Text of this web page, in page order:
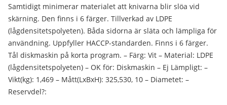
Samtidigt minimerar materialet att knivarna blir slöa vid
skärning. Den finns i 6 färger. Tillverkad av LDPE
(lågdensitetspolyeten). Båda sidorna är släta och lämpliga för
användning. Uppfyller HACCP-standarden. Finns i 6 färger.
Tål diskmaskin på korta program. – Färg: Vit – Material: LDPE
(lågdensitetspolyeten) – OK för: Diskmaskin – Ej Lämpligt: –
Vikt(kg): 1,469 – Mått(LxBxH): 325,530, 10 – Diametet: –
Reservdel?: